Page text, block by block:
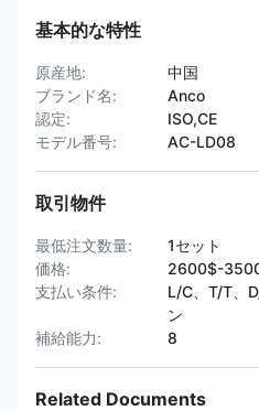
基本的な特性
原産地:
中国
ブランド名:
Anco
認定:
ISO,CE
モデル番号:
AC-LD08
取引物件
最低注文数量:
1セット
価格:
2600$-
支払い条件:
L/C、T/T、
ン
補給能力:
8
Related Documents